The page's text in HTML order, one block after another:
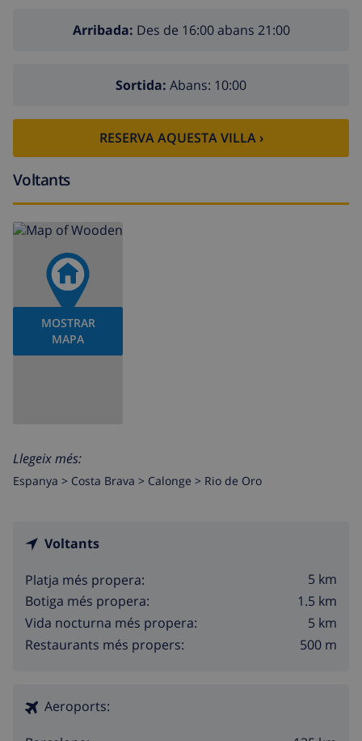
Arribada: Des de 16:00 abans 21:00
Sortida: Abans: 10:00
RESERVA AQUESTA VILLA ›
Voltants
MOSTRAR
MAPA
Llegeix més:
Espanya > Costa Brava > Calonge > Rio de Oro
Voltants
Platja més propera:
5 km
Botiga més propera:
1.5 km
Vida nocturna més propera:
5 km
Restaurants més propers:
500 m
Aeroports: